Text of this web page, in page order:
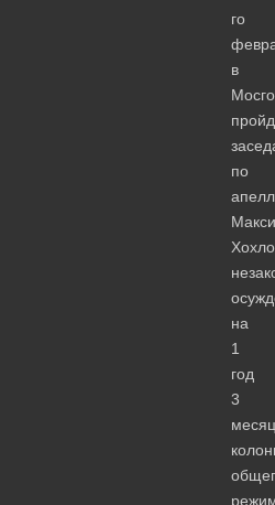
го
в
по
на
1
год
3